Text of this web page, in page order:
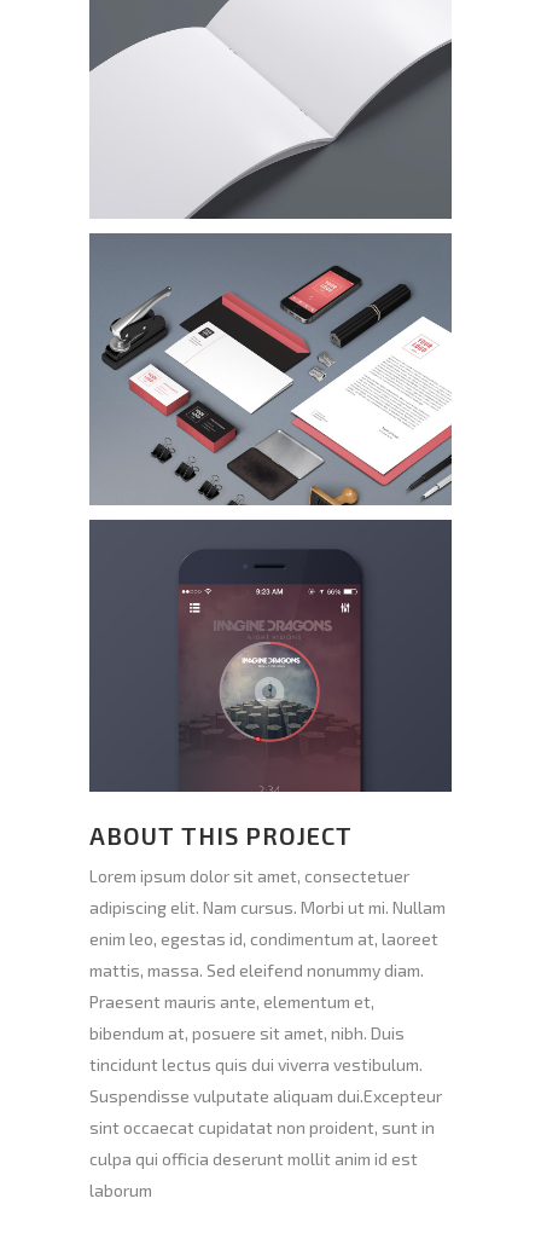
ABOUT THIS PROJECT
Lorem ipsum dolor sit amet, consectetuer
adipiscing elit. Nam cursus. Morbi ut mi. Nullam
enim leo, egestas id, condimentum at, laoreet
mattis, massa. Sed eleifend nonummy diam.
Praesent mauris ante, elementum et,
bibendum at, posuere sit amet, nibh. Duis
tincidunt lectus quis dui viverra vestibulum.
Suspendisse vulputate aliquam dui.Excepteur
sint occaecat cupidatat non proident, sunt in
culpa qui officia deserunt mollit anim id est
laborum